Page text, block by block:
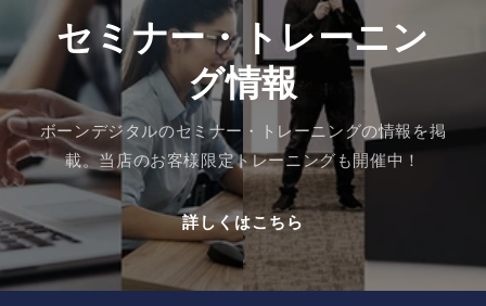
セミナー・トレーニン
グ情報
ボーンデジタルのセミナー・トレーニングの情報を掲
載。当店のお客様限定トレーニングも開催中！
詳しくはこちら